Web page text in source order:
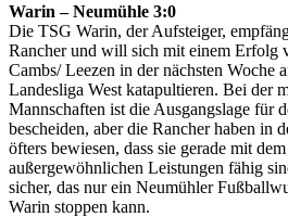
Warin – Neumühle 3:0
Die TSG Warin, der Aufsteiger,
Rancher und will sich mit einem Erfolg
Cambs/ Leezen in der nächsten Woche
Landesliga West katapultieren. Bei der
Mannschaften ist die Ausgangslage für
bescheiden, aber die Rancher haben in
öfters bewiesen, dass sie gerade mit
außergewöhnlichen Leistungen fähig
sicher, das nur ein Neumühler
Warin stoppen kann.